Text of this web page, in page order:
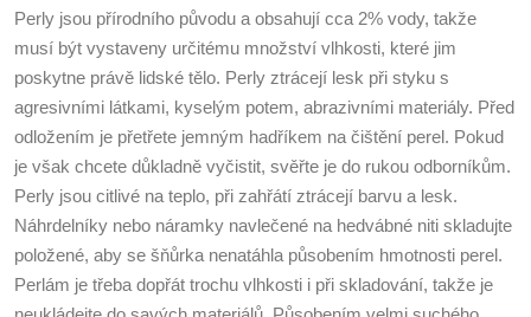
Perly jsou přírodního původu a obsahují cca 2% vody, takže
musí být vystaveny určitému množství vlhkosti, které jim
poskytne právě lidské tělo. Perly ztrácejí lesk při styku s
agresivními látkami, kyselým potem, abrazivními materiály. Před
odložením je přetřete jemným hadříkem na čištění perel. Pokud
je však chcete důkladně vyčistit, svěřte je do rukou odborníkům.
Perly jsou citlivé na teplo, při zahřátí ztrácejí barvu a lesk.
Náhrdelníky nebo náramky navlečené na hedvábné niti skladujte
položené, aby se šňůrka nenatáhla působením hmotnosti perel.
Perlám je třeba dopřát trochu vlhkosti i při skladování, takže je